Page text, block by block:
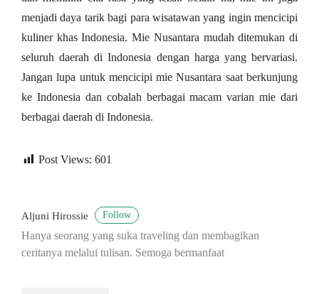
menjadi daya tarik bagi para wisatawan yang ingin mencicipi
kuliner khas Indonesia. Mie Nusantara mudah ditemukan di
seluruh daerah di Indonesia dengan harga yang bervariasi.
Jangan lupa untuk mencicipi mie Nusantara saat berkunjung
ke Indonesia dan cobalah berbagai macam varian mie dari
berbagai daerah di Indonesia.
Post Views: 601
Aljuni Hirossie Follow
Hanya seorang yang suka traveling dan membagikan
ceritanya melalui tulisan. Semoga bermanfaat